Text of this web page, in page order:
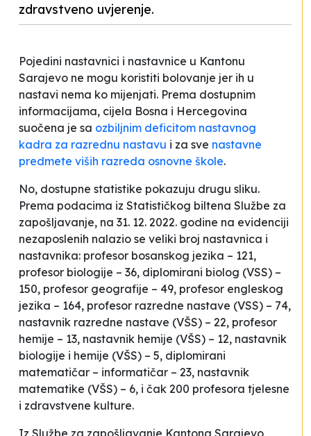
zdravstveno uvjerenje.
Pojedini nastavnici i nastavnice u Kantonu
Sarajevo ne mogu koristiti bolovanje jer ih u
nastavi nema ko mijenjati. Prema dostupnim
informacijama, cijela Bosna i Hercegovina
suočena je sa ozbiljnim deficitom nastavnog
kadra za razrednu nastavu i za sve nastavne
predmete viših razreda osnovne škole.
No, dostupne statistike pokazuju drugu sliku.
Prema podacima iz Statističkog biltena Službe za
zapošljavanje, na 31. 12. 2022. godine na evidenciji
nezaposlenih nalazio se veliki broj nastavnica i
nastavnika: profesor bosanskog jezika – 121,
profesor biologije – 36, diplomirani biolog (VSS) –
150, profesor geografije – 49, profesor engleskog
jezika – 164, profesor razredne nastave (VSS) – 74,
nastavnik razredne nastave (VŠS) – 22, profesor
hemije – 13, nastavnik hemije (VŠS) – 12, nastavnik
biologije i hemije (VŠS) – 5, diplomirani
matematičar – informatičar – 23, nastavnik
matematike (VŠS) – 6, i čak 200 profesora tjelesne
i zdravstvene kulture.